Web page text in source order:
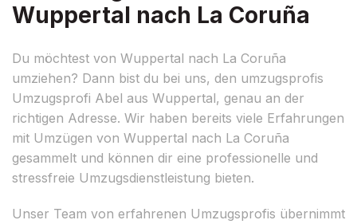
Wuppertal nach La Coruña
Du möchtest von Wuppertal nach La Coruña
umziehen? Dann bist du bei uns, den umzugsprofis
Umzugsprofi Abel aus Wuppertal, genau an der
richtigen Adresse. Wir haben bereits viele Erfahrungen
mit Umzügen von Wuppertal nach La Coruña
gesammelt und können dir eine professionelle und
stressfreie Umzugsdienstleistung bieten.
Unser Team von erfahrenen Umzugsprofis übernimmt